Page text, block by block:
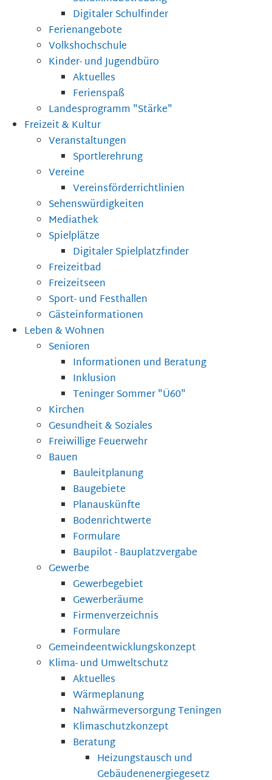
Digitaler Schulfinder
Ferienangebote
Volkshochschule
Kinder- und Jugendbüro
Aktuelles
Ferienspaß
Landesprogramm "Stärke"
Freizeit & Kultur
Veranstaltungen
Sportlerehrung
Vereine
Vereinsförderrichtlinien
Sehenswürdigkeiten
Mediathek
Spielplätze
Digitaler Spielplatzfinder
Freizeitbad
Freizeitseen
Sport- und Festhallen
Gästeinformationen
Leben & Wohnen
Senioren
Informationen und Beratung
Inklusion
Teninger Sommer "Ü60"
Kirchen
Gesundheit & Soziales
Freiwillige Feuerwehr
Bauen
Bauleitplanung
Baugebiete
Planauskünfte
Bodenrichtwerte
Formulare
Baupilot - Bauplatzvergabe
Gewerbe
Gewerbegebiet
Gewerberäume
Firmenverzeichnis
Formulare
Gemeindeentwicklungskonzept
Klima- und Umweltschutz
Aktuelles
Wärmeplanung
Nahwärmeversorgung Teningen
Klimaschutzkonzept
Beratung
Heizungstausch und
Gebäudenenergiegesetz